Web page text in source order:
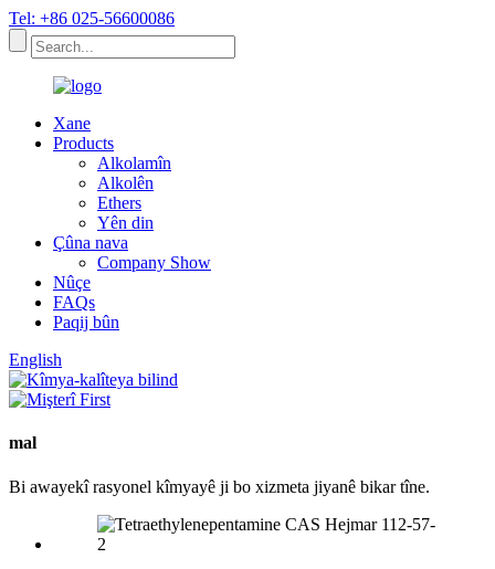
Tel: +86 025-56600086
Xane
Products
Alkolamîn
Alkolên
Ethers
Yên din
Çûna nava
Company Show
Nûçe
FAQs
Paqij bûn
English
mal
Bi awayekî rasyonel kîmyayê ji bo xizmeta jiyanê bikar tîne.